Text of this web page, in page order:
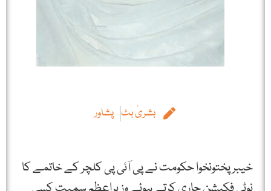
بشریٰ بٹ پشاور
خیبرپختونخوا حکومت نے پی آئی پی کلچر کے خاتمے کا